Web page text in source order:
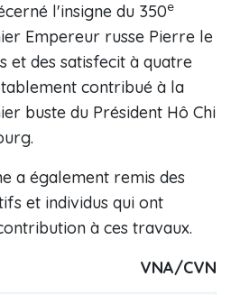
l'insigne du 350e
Empereur russe Pierre le
et des satisfecit à quatre
contribué à la
buste du Président Hô Chi
a également remis des
et individus qui ont
à ces travaux.
VNA/CVN